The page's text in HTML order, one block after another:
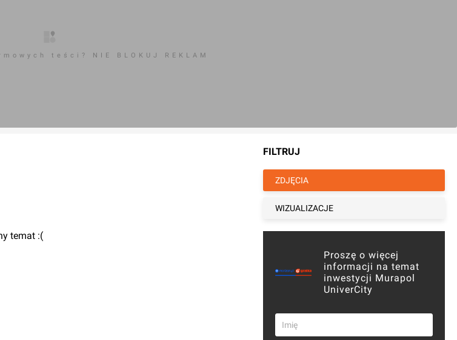
teści? NIE BLOKUJ REKLAM
temat :(
FILTRUJ
ZDJĘCIA
WIZUALIZACJE
Proszę o więcej
informacji na temat
inwestycji Murapol
UniverCity